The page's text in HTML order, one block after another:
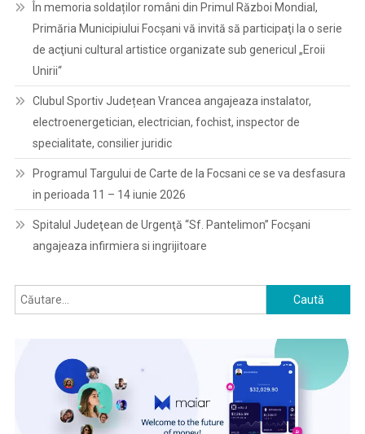
În memoria soldaților români din Primul Război Mondial,
Primăria Municipiului Focșani vă invită să participaţi la o serie
de acţiuni cultural artistice organizate sub genericul „Eroii
Unirii“
Clubul Sportiv Județean Vrancea angajeaza instalator,
electroenergetician, electrician, fochist, inspector de
specialitate, consilier juridic
Programul Targului de Carte de la Focsani ce se va desfasura
in perioada 11 – 14 iunie 2026
Spitalul Judeţean de Urgenţă “Sf. Pantelimon” Focşani
angajeaza infirmiera si ingrijitoare
Caută
după: